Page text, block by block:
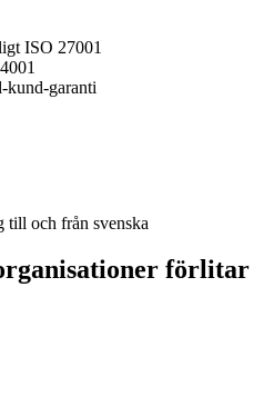
ISO 27001
kund-garanti
till och från svenska
förlitar